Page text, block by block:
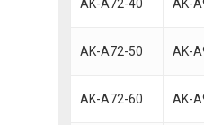
AK-A72-40 AK-
AK-A72-50 AK-
AK-A72-60 AK-